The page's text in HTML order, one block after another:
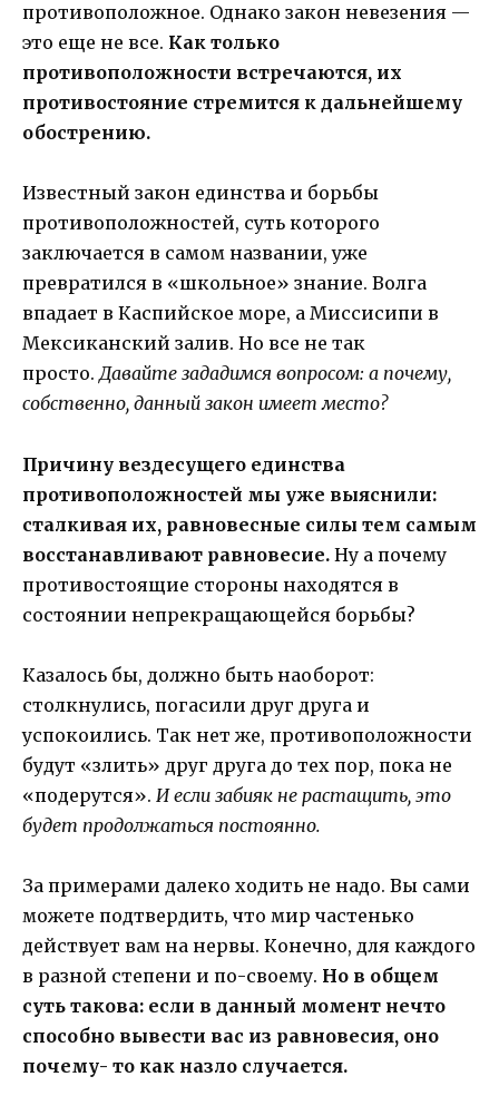
противоположное. Однако закон невезения —
это еще не все. Как только
противоположности встречаются, их
противостояние стремится к дальнейшему
обострению.
Известный закон единства и борьбы
противоположностей, суть которого
заключается в самом названии, уже
превратился в «школьное» знание. Волга
впадает в Каспийское море, а Миссисипи в
Мексиканский залив. Но все не так
просто. Давайте зададимся вопросом: а почему,
собственно, данный закон имеет место?
Причину вездесущего единства
противоположностей мы уже выяснили:
сталкивая их, равновесные силы тем самым
восстанавливают равновесие. Ну а почему
противостоящие стороны находятся в
состоянии непрекращающейся борьбы?
Казалось бы, должно быть наоборот:
столкнулись, погасили друг друга и
успокоились. Так нет же, противоположности
будут «злить» друг друга до тех пор, пока не
«подерутся». И если забияк не растащить, это
будет продолжаться постоянно.
За примерами далеко ходить не надо. Вы сами
можете подтвердить, что мир частенько
действует вам на нервы. Конечно, для каждого
в разной степени и по-своему. Но в общем
суть такова: если в данный момент нечто
способно вывести вас из равновесия, оно
почему- то как назло случается.